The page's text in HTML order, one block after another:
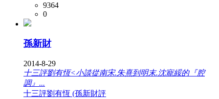
9364
0
孫新財
2014-8-29
十三評劉有恆<小談從南宋.朱熹到明末.沈寵綏的『腔
調』...
十三評劉有恆 (孫新財評